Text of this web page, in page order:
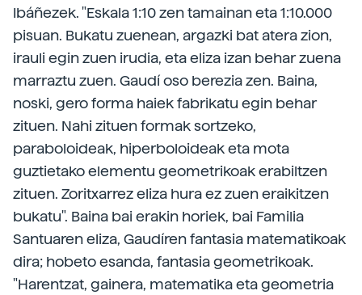
Ibáñezek. "Eskala 1:10 zen tamainan eta 1:10.000
pisuan. Bukatu zuenean, argazki bat atera zion,
irauli egin zuen irudia, eta eliza izan behar zuena
marraztu zuen. Gaudí oso berezia zen. Baina,
noski, gero forma haiek fabrikatu egin behar
zituen. Nahi zituen formak sortzeko,
paraboloideak, hiperboloideak eta mota
guztietako elementu geometrikoak erabiltzen
zituen. Zoritxarrez eliza hura ez zuen eraikitzen
bukatu". Baina bai erakin horiek, bai Familia
Santuaren eliza, Gaudíren fantasia matematikoak
dira; hobeto esanda, fantasia geometrikoak.
"Harentzat, gainera, matematika eta geometria